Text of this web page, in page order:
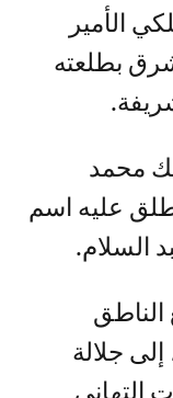
الأمير
بطلعته
محمد
عليه اسم
السلام.
الناطق
جلالة